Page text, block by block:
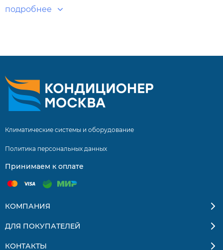
12HN1_22Y нашими специалистами составляет 5 лет!
Квалифицированные специалисты. Гарантия на монтаж
подробнее
Климатические системы и оборудование
Политика персональных данных
Принимаем к оплате
КОМПАНИЯ
ДЛЯ ПОКУПАТЕЛЕЙ
КОНТАКТЫ